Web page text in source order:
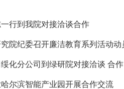
行到我院对接洽谈合作
化分公司到绿研院对接洽谈 合作
尔滨智能产业园开展合作交流